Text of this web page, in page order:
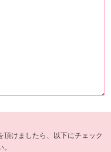
頂けましたら、以下にチェック